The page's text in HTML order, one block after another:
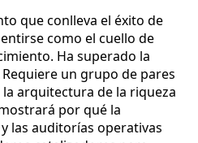
que conlleva el éxito de
como el cuello de
Ha superado la
un grupo de pares
arquitectura de la riqueza
por qué la
las auditorías operativas